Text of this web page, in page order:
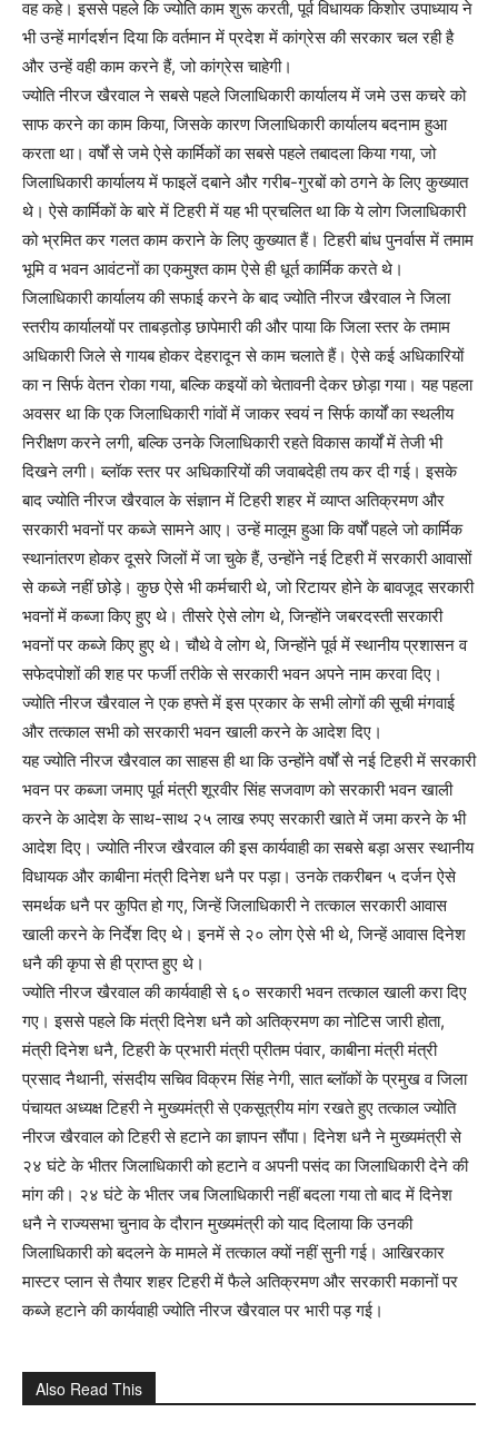
वह कहे। इससे पहले कि ज्योति काम शुरू करती, पूर्व विधायक किशोर उपाध्याय ने
भी उन्हें मार्गदर्शन दिया कि वर्तमान में प्रदेश में कांग्रेस की सरकार चल रही है
और उन्हें वही काम करने हैं, जो कांग्रेस चाहेगी।
ज्योति नीरज खैरवाल ने सबसे पहले जिलाधिकारी कार्यालय में जमे उस कचरे को
साफ करने का काम किया, जिसके कारण जिलाधिकारी कार्यालय बदनाम हुआ
करता था। वर्षों से जमे ऐसे कार्मिकों का सबसे पहले तबादला किया गया, जो
जिलाधिकारी कार्यालय में फाइलें दबाने और गरीब-गुरबों को ठगने के लिए कुख्यात
थे। ऐसे कार्मिकों के बारे में टिहरी में यह भी प्रचलित था कि ये लोग जिलाधिकारी
को भ्रमित कर गलत काम कराने के लिए कुख्यात हैं। टिहरी बांध पुनर्वास में तमाम
भूमि व भवन आवंटनों का एकमुश्त काम ऐसे ही धूर्त कार्मिक करते थे।
जिलाधिकारी कार्यालय की सफाई करने के बाद ज्योति नीरज खैरवाल ने जिला
स्तरीय कार्यालयों पर ताबड़तोड़ छापेमारी की और पाया कि जिला स्तर के तमाम
अधिकारी जिले से गायब होकर देहरादून से काम चलाते हैं। ऐसे कई अधिकारियों
का न सिर्फ वेतन रोका गया, बल्कि कइयों को चेतावनी देकर छोड़ा गया। यह पहला
अवसर था कि एक जिलाधिकारी गांवों में जाकर स्वयं न सिर्फ कार्यों का स्थलीय
निरीक्षण करने लगी, बल्कि उनके जिलाधिकारी रहते विकास कार्यों में तेजी भी
दिखने लगी। ब्लॉक स्तर पर अधिकारियों की जवाबदेही तय कर दी गई। इसके
बाद ज्योति नीरज खैरवाल के संज्ञान में टिहरी शहर में व्याप्त अतिक्रमण और
सरकारी भवनों पर कब्जे सामने आए। उन्हें मालूम हुआ कि वर्षों पहले जो कार्मिक
स्थानांतरण होकर दूसरे जिलों में जा चुके हैं, उन्होंने नई टिहरी में सरकारी आवासों
से कब्जे नहीं छोड़े। कुछ ऐसे भी कर्मचारी थे, जो रिटायर होने के बावजूद सरकारी
भवनों में कब्जा किए हुए थे। तीसरे ऐसे लोग थे, जिन्होंने जबरदस्ती सरकारी
भवनों पर कब्जे किए हुए थे। चौथे वे लोग थे, जिन्होंने पूर्व में स्थानीय प्रशासन व
सफेदपोशों की शह पर फर्जी तरीके से सरकारी भवन अपने नाम करवा दिए।
ज्योति नीरज खैरवाल ने एक हफ्ते में इस प्रकार के सभी लोगों की सूची मंगवाई
और तत्काल सभी को सरकारी भवन खाली करने के आदेश दिए।
यह ज्योति नीरज खैरवाल का साहस ही था कि उन्होंने वर्षों से नई टिहरी में सरकारी
भवन पर कब्जा जमाए पूर्व मंत्री शूरवीर सिंह सजवाण को सरकारी भवन खाली
करने के आदेश के साथ-साथ २५ लाख रुपए सरकारी खाते में जमा करने के भी
आदेश दिए। ज्योति नीरज खैरवाल की इस कार्यवाही का सबसे बड़ा असर स्थानीय
विधायक और काबीना मंत्री दिनेश धनै पर पड़ा। उनके तकरीबन ५ दर्जन ऐसे
समर्थक धनै पर कुपित हो गए, जिन्हें जिलाधिकारी ने तत्काल सरकारी आवास
खाली करने के निर्देश दिए थे। इनमें से २० लोग ऐसे भी थे, जिन्हें आवास दिनेश
धनै की कृपा से ही प्राप्त हुए थे।
ज्योति नीरज खैरवाल की कार्यवाही से ६० सरकारी भवन तत्काल खाली करा दिए
गए। इससे पहले कि मंत्री दिनेश धनै को अतिक्रमण का नोटिस जारी होता,
मंत्री दिनेश धनै, टिहरी के प्रभारी मंत्री प्रीतम पंवार, काबीना मंत्री मंत्री
प्रसाद नैथानी, संसदीय सचिव विक्रम सिंह नेगी, सात ब्लॉकों के प्रमुख व जिला
पंचायत अध्यक्ष टिहरी ने मुख्यमंत्री से एकसूत्रीय मांग रखते हुए तत्काल ज्योति
नीरज खैरवाल को टिहरी से हटाने का ज्ञापन सौंपा। दिनेश धनै ने मुख्यमंत्री से
२४ घंटे के भीतर जिलाधिकारी को हटाने व अपनी पसंद का जिलाधिकारी देने की
मांग की। २४ घंटे के भीतर जब जिलाधिकारी नहीं बदला गया तो बाद में दिनेश
धनै ने राज्यसभा चुनाव के दौरान मुख्यमंत्री को याद दिलाया कि उनकी
जिलाधिकारी को बदलने के मामले में तत्काल क्यों नहीं सुनी गई। आखिरकार
मास्टर प्लान से तैयार शहर टिहरी में फैले अतिक्रमण और सरकारी मकानों पर
कब्जे हटाने की कार्यवाही ज्योति नीरज खैरवाल पर भारी पड़ गई।
Also Read This